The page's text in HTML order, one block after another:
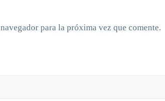
para la próxima vez que comente.